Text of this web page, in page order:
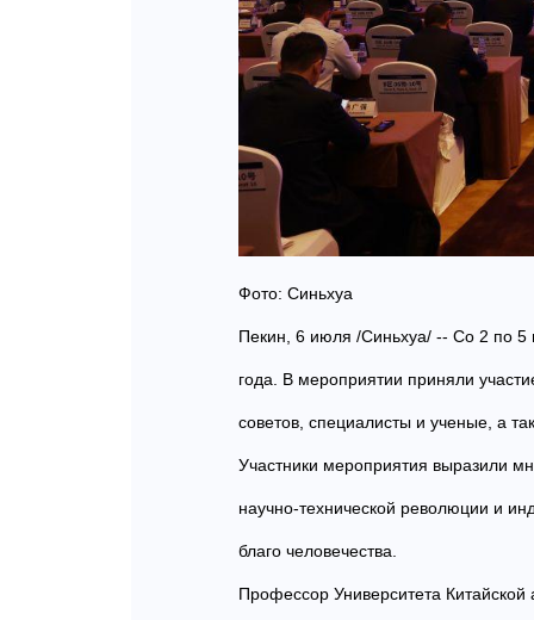
Фото: Синьхуа
Пекин, 6 июля /Синьхуа/ -- Cо 2 по
года. В мероприятии приняли
советов, специалисты и ученые, а
Участники мероприятия выразили
научно-технической революции и
благо человечества.
Профессор Университета